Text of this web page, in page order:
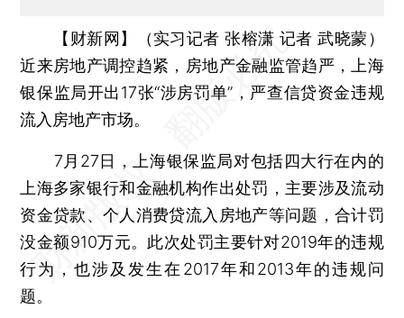
【财新网】（实习记者 张榕潇 记者 武晓蒙）
近来房地产调控趋紧，房地产金融监管趋严，上海
银保监局开出17张“涉房罚单”，严查信贷资金违规
流入房地产市场。
7月27日，上海银保监局对包括四大行在内的
上海多家银行和金融机构作出处罚，主要涉及流动
资金贷款、个人消费贷流入房地产等问题，合计罚
没金额910万元。此次处罚主要针对2019年的违规
行为，也涉及发生在2017年和2013年的违规问
题。